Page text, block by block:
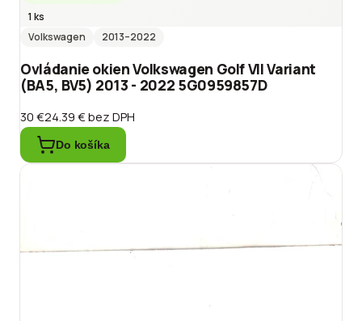
1 ks
Volkswagen
2013–2022
Ovládanie okien Volkswagen Golf VII Variant
(BA5, BV5) 2013 - 2022 5G0959857D
30 €24.39 €bez DPH
Do košíka